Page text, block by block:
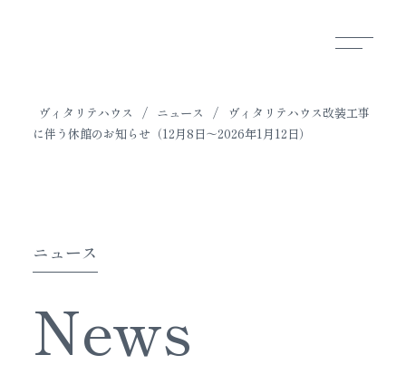
ヴィタリテハウス / ニュース /
ヴィタリテハウス改装工事
に伴う休館のお知らせ（12月8日～2026年1月12日）
ニュース
News